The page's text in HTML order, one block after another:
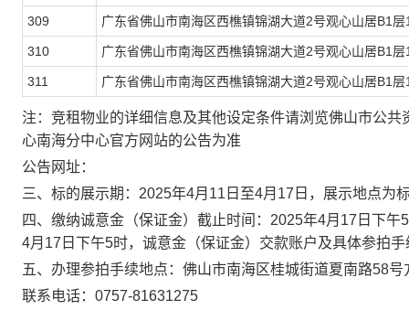
309 广东省佛山市南海区西樵镇锦湖大道2号观心山居B1层
310 广东省佛山市南海区西樵镇锦湖大道2号观心山居B1层
311 广东省佛山市南海区西樵镇锦湖大道2号观心山居B1层
注： 竞租物业的详细信息及其他设定条件请浏览佛山市公
心南海分中心官方网站的公告为准
公告网址：
三、 标的展示期 ： 2025年4月 11 日 至4月17 日 ， 展示地点为
四、 缴纳诚意金（保证金） 截止时间： 2025年4月17 日 下午
4月17 日 下午5时， 诚意金（保证金） 交款账户及具体参拍
五、 办理参拍手续地点： 佛山市南海区桂城街道夏南路58
联系电话：0757-81631275